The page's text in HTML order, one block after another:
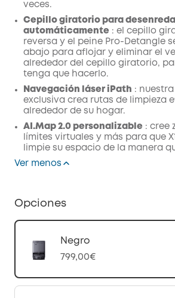
veces.
Cepillo giratorio para
automáticamente : el cepillo
reversa y el peine Pro-Detangle
abajo para aflojar y eliminar el
alrededor del cepillo giratorio,
tenga que hacerlo.
Navegación láser iPath :
exclusiva crea rutas de limpieza
alrededor de su hogar.
AI.Map 2.0 personalizable : cree
límites virtuales y más para que
limpie su espacio de la manera
Ver menos
Opciones
Negro
799,00€